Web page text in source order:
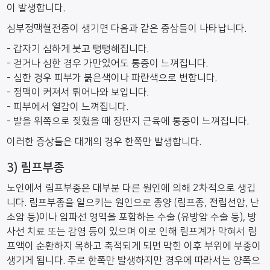
이 발생합니다.
심부정맥혈전증이 생기면 다음과 같은 증상들이 나타납니다.
- 갑자기 심하게 붓고 탱탱해집니다.
- 걷거나 심한 경우 가만있어도 통증이 느껴집니다.
- 심한 경우 피부가 붉은색이나 파란색으로 변합니다.
- 정맥이 커져서 튀어나와 보입니다.
- 피부에서 열감이 느껴집니다.
- 발을 위쪽으로 젖혔을 때 장딴지 근육에 통증이 느껴집니다.
이러한 증상들은 대개의 경우 한쪽만 발생합니다.
3) 림프부종
노인에서 림프부종은 대부분 다른 원인에 의해 2차적으로 생깁
니다. 림프부종을 일으키는 원인으로 종양 (림프종, 전립선암, 난
소암 등)이나 임파선 영역을 포함하는 수술 (유방암 수술 등), 방
사선 치료 또는 감염 등이 있으며 이로 인해 림프계가 막혀서 림
프액이 순환하지 목하고 축적되게 되면 막힌 이후 부위에 부종이
생기게 됩니다. 주로 한쪽만 발생하지만 경우에 따라서는 양쪽으